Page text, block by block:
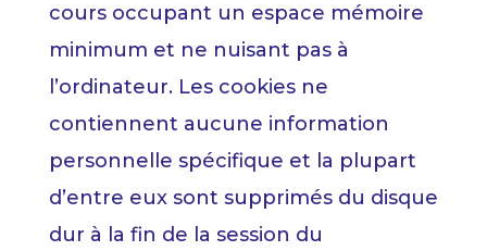
cours occupant un espace mémoire
minimum et ne nuisant pas à
l’ordinateur. Les cookies ne
contiennent aucune information
personnelle spécifique et la plupart
d’entre eux sont supprimés du disque
dur à la fin de la session du